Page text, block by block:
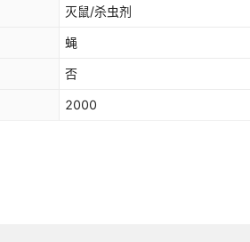
灭鼠/杀虫剂
蝇
否
2000